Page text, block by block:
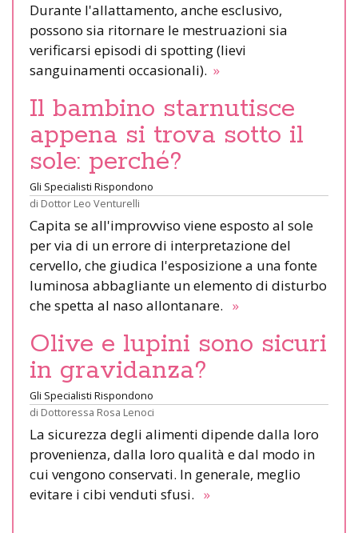
Durante l'allattamento, anche esclusivo,
possono sia ritornare le mestruazioni sia
verificarsi episodi di spotting (lievi
sanguinamenti occasionali). »
Il bambino starnutisce
appena si trova sotto il
sole: perché?
Gli Specialisti Rispondono
di Dottor Leo Venturelli
Capita se all'improvviso viene esposto al sole
per via di un errore di interpretazione del
cervello, che giudica l'esposizione a una fonte
luminosa abbagliante un elemento di disturbo
che spetta al naso allontanare. »
Olive e lupini sono sicuri
in gravidanza?
Gli Specialisti Rispondono
di Dottoressa Rosa Lenoci
La sicurezza degli alimenti dipende dalla loro
provenienza, dalla loro qualità e dal modo in
cui vengono conservati. In generale, meglio
evitare i cibi venduti sfusi. »